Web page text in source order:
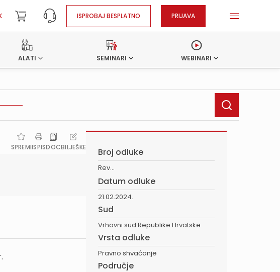
ISPROBAJ BESPLATNO PRIJAVA
ALATI SEMINARI WEBINARI
SPREMIISPISDOCBILJEŠKE Broj odluke
Rev...
Datum odluke
21.02.2024.
Sud
Vrhovni sud Republike Hrvatske
Vrsta odluke
Pravno shvaćanje
Područje